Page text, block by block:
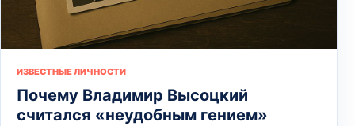
ИЗВЕСТНЫЕ ЛИЧНОСТИ
Почему Владимир Высоцкий
считался «неудобным гением»